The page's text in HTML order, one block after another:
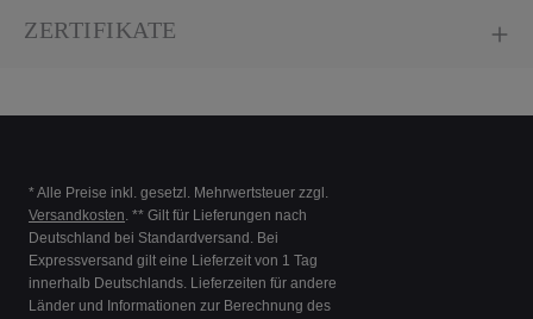
ZERTIFIKATE
* Alle Preise inkl. gesetzl. Mehrwertsteuer zzgl.
Versandkosten. ** Gilt für Lieferungen nach
Deutschland bei Standardversand. Bei
Expressversand gilt eine Lieferzeit von 1 Tag
innerhalb Deutschlands. Lieferzeiten für andere
Länder und Informationen zur Berechnung des